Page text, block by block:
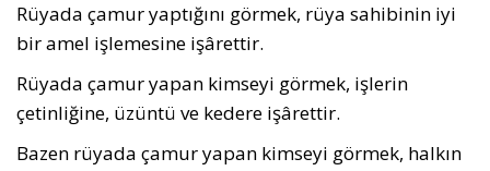
Rüyada çamur yaptığını görmek, rüya sa­hibinin iyi
bir amel işlemesine işârettir.
Rüyada çamur yapan kimseyi görmek, işle­rin
çetinliğine, üzüntü ve kedere işârettir.
Bazen rüyada çamur yapan kimseyi gör­mek, halkın